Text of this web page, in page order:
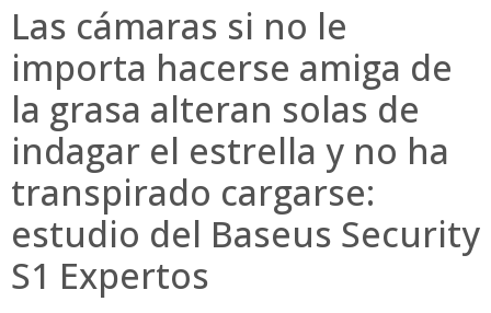
Las cámaras si no le
importa hacerse amiga de
la grasa alteran solas de
indagar el estrella y no ha
transpirado cargarse:
estudio del Baseus Security
S1 Expertos